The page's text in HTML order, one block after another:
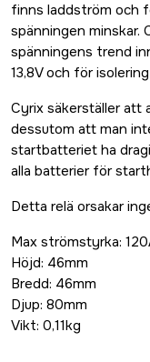
finns laddström och
spänningen minskar.
spänningens trend
13,8V och för
Cyrix säkerställer att
dessutom att man
startbatteriet ha
alla batterier för
Detta relä orsakar
Max strömstyrka:
Höjd: 46mm
Bredd: 46mm
Djup: 80mm
Vikt: 0,11kg